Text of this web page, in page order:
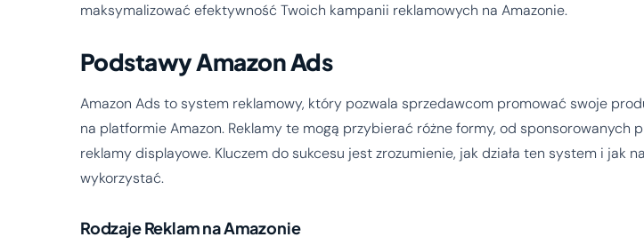
maksymalizować efektywność Twoich kampanii reklamowych na Amazonie.
Podstawy Amazon Ads
Amazon Ads to system reklamowy, który pozwala sprzedawcom promować swoje
na platformie Amazon. Reklamy te mogą przybierać różne formy, od sponsorowanych
reklamy displayowe. Kluczem do sukcesu jest zrozumienie, jak działa ten system i jak
wykorzystać.
Rodzaje Reklam na Amazonie